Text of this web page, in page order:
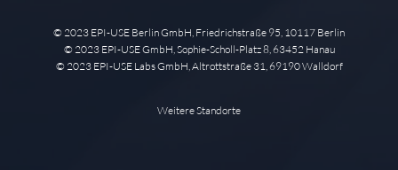
© 2023 EPI-USE Berlin GmbH, Friedrichstraße 95, 10117 Berlin
© 2023 EPI-USE GmbH, Sophie-Scholl-Platz 8, 63452 Hanau
© 2023 EPI-USE Labs GmbH, Altrottstraße 31, 69190 Walldorf
Weitere Standorte